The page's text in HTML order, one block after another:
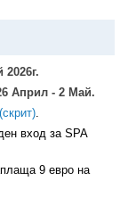
Април - 2 Май.
(скрит).
вход за SPA
9 евро на